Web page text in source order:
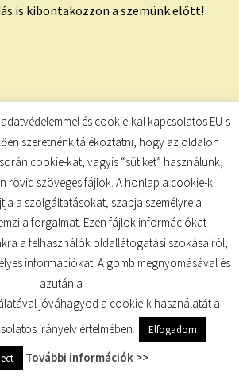
is kibontakozzon a szemünk előtt!
végig a játék során a legaktívabbak,
vesznek részt (a bejegyzés végén
kap a két győztesünk!)
képkártyánál segítséget nyújt a
a kiegészítés és az extrák,
tartok kiemelni. Ha valahol úgy
avagy hiányzik neked valami a
változtass a kiegészítés részben
és cookie-kal kapcsolatos EU-s
szeretnénk tájékoztatni, hogy az oldalon
cookie-kat, vagyis “sütiket” használunk,
rövid szöveges fájlok. A honlap a cookie-k
a szolgáltatásokat, szabja személyre a
a forgalmat. Ezen fájlok információkat
a felhasználók oldallátogatási szokásairól,
információkat. A gomb megnyomásával és
azután a
jóváhagyod a cookie-k használatát a
irányelv értelmében.
Elfogadom
További információk >>